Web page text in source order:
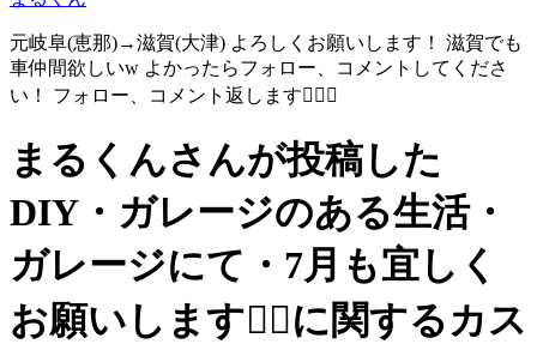
元岐阜(恵那)→滋賀(大津) よろしくお願いします！ 滋賀でも
車仲間欲しいw よかったらフォロー、コメントしてくださ
い！ フォロー、コメント返します🙇🏻‍♂️
まるくんさんが投稿した
DIY・ガレージのある生活・
ガレージにて・7月も宜しく
お願いします🙇‍♂️に関するカス